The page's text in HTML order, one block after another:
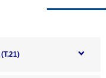
(Т.21)